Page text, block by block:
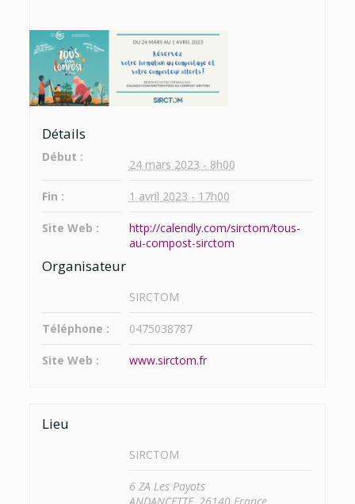
Détails
Début :
24 mars 2023 - 8h00
Fin : 1 avril 2023 - 17h00
Site Web :
http://calendly.com/sirctom/tous-
au-compost-sirctom
Organisateur
SIRCTOM
Téléphone : 0475038787
Site Web : www.sirctom.fr
Lieu
SIRCTOM
6 ZA Les Payots